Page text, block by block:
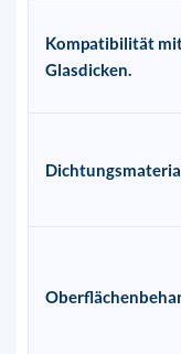
Kompatibilität
Glasdicken.